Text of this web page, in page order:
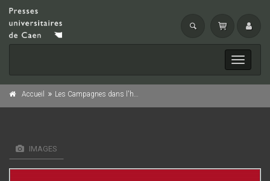
Toggle
Accueil Les Campagnes dans l'histoire
IMAGES